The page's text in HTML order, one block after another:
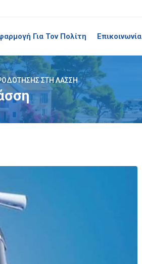
Για Τον Πολίτη Επικοινωνία
ΣΤΗ ΛΆΣΣΗ